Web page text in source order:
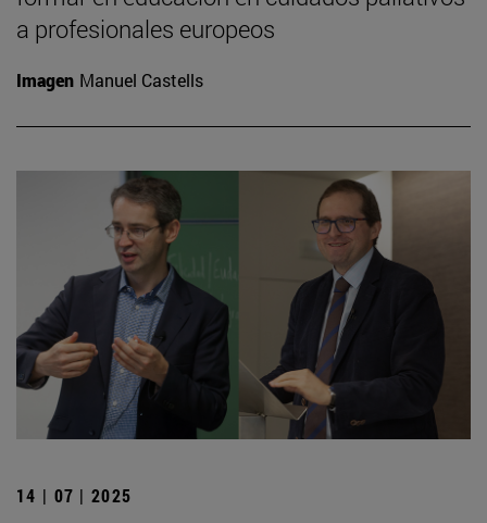
a profesionales europeos
Imagen Manuel Castells
14 | 07 | 2025